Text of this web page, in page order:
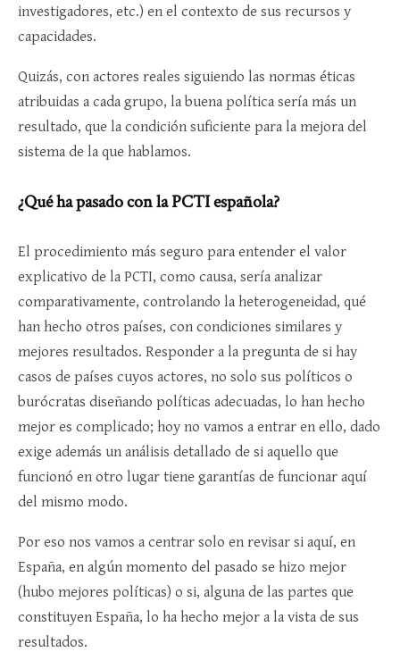
investigadores, etc.) en el contexto de sus recursos y
capacidades.
Quizás, con actores reales siguiendo las normas éticas
atribuidas a cada grupo, la buena política sería más un
resultado, que la condición suficiente para la mejora del
sistema de la que hablamos.
¿Qué ha pasado con la PCTI española?
El procedimiento más seguro para entender el valor
explicativo de la PCTI, como causa, sería analizar
comparativamente, controlando la heterogeneidad, qué
han hecho otros países, con condiciones similares y
mejores resultados. Responder a la pregunta de si hay
casos de países cuyos actores, no solo sus políticos o
burócratas diseñando políticas adecuadas, lo han hecho
mejor es complicado; hoy no vamos a entrar en ello, dado
exige además un análisis detallado de si aquello que
funcionó en otro lugar tiene garantías de funcionar aquí
del mismo modo.
Por eso nos vamos a centrar solo en revisar si aquí, en
España, en algún momento del pasado se hizo mejor
(hubo mejores políticas) o si, alguna de las partes que
constituyen España, lo ha hecho mejor a la vista de sus
resultados.